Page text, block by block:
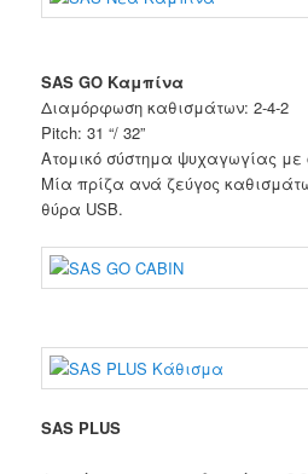
SAS GO Καμπίνα
Διαμόρφωση καθισμάτων:2-4-2
Pitch:31 “/32”
Ατομικό σύστημαψυχαγωγίας με
Μία πρίζα ανά ζεύγος
θύρα USB.
SAS PLUS